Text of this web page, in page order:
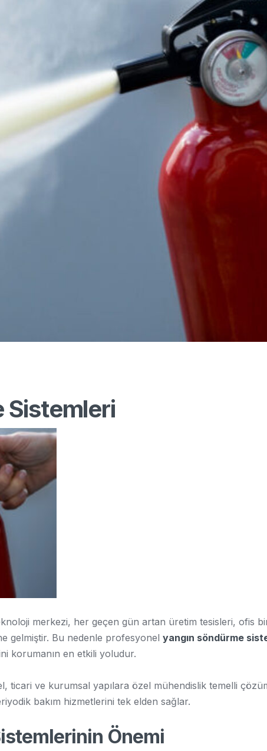
Sistemleri
merkezi, her geçen gün artan üretim tesisleri, ofis
gelmiştir. Bu nedenle profesyonel yangın söndürme
korumanın en etkili yoludur.
ticari ve kurumsal yapılara özel mühendislik temelli
bakım hizmetlerini tek elden sağlar.
Önemi